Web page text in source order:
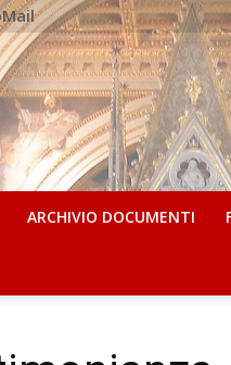
ARCHIVIO DOCUMENTI